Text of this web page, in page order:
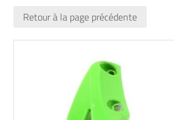
Retour à la page précédente